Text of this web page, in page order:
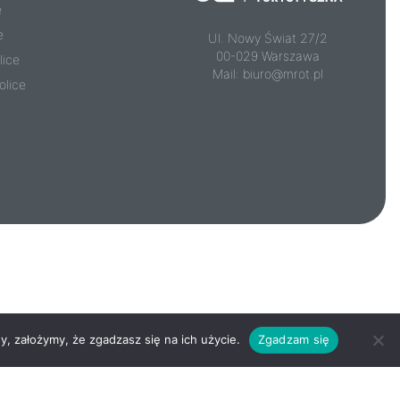
Ul. Nowy Świat 27/2
00-029 Warszawa
Mail: biuro@mrot.pl
założymy, że zgadzasz się na ich użycie. Zgadzam się